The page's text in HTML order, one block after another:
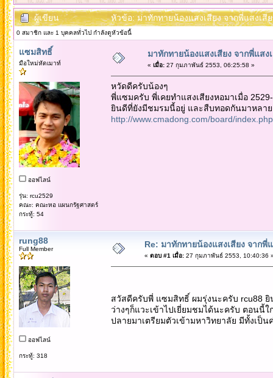
ผู้เขียน หัวข้อ: มาทักทายน้องแสงเสียง จากพี่แสงเสี
0 สมาชิก และ 1 บุคคลทั่วไป กำลังดูหัวข้อนี้
แซมสิทธิ์
มือใหม่หัดเมาท์
ออฟไลน์
รุ่น: rcu2529
คณะ: คณะหอ แผนกรัฐศาสตร์
กระทู้: 54
มาทักทายน้องแสงเสียง จากพี่แสง
« เมื่อ:27 กุมภาพันธ์ 2553, 06:25:58 »
หวัดดีครับน้องๆ
พี่แซมครับ พี่เคยทำแสงเสียงหอมาเมื่อ
ยินดีที่ยังมีชมรมนี้อยู่ และสืบทอดกันมาหลา
http://www.cmadong.com/board/
rung88
Full Member
ออฟไลน์
กระทู้: 318
Re: มาทักทายน้องแสงเสียง จากพี่
« ตอบ #1 เมื่อ:27 กุมภาพันธ์ 2553, 10:40:36
สวัสดีครับพี่ แซมสิทธิ์ ผมรุ่งนะครับ rcu88
ว่างๆก็แวะเข้าไปเยี่ยมชมได้นะครับ ตอนนี้
ปลายมาเตรียมตัวเข้ามหาวิทยาลัย มีทั้งเป็น